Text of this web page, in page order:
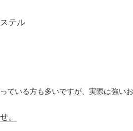
テル
ている方も多いですが、実際は強いお
。